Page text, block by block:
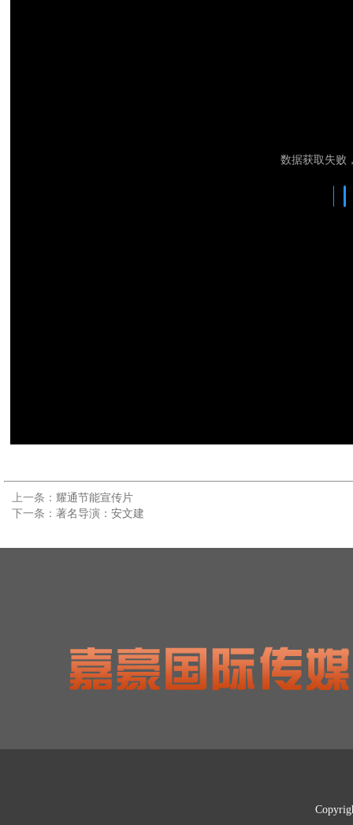
上一条： 耀通节能宣传片
下一条： 著名导演：安文建